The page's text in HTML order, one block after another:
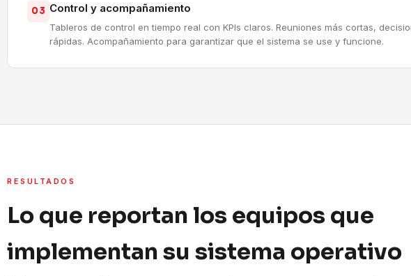
03 Control y acompañamiento
Tableros de control en tiempo real con KPIs claros. Reuniones más cortas,
rápidas. Acompañamiento para garantizar que el sistema se use y funcione.
RESULTADOS
Lo que reportan los equipos que
implementan su sistema operativo